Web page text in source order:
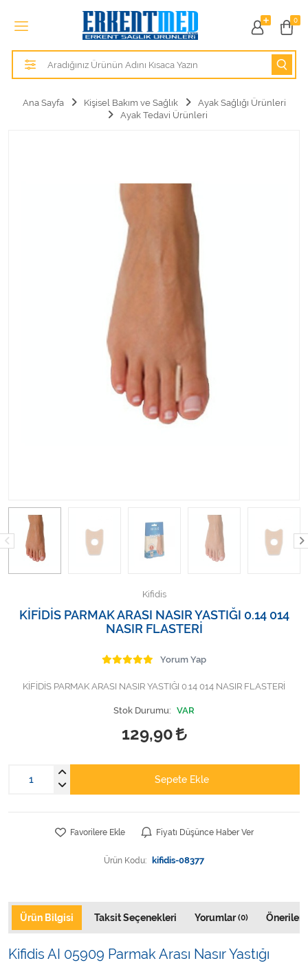
0
Tüm Kategoriler
Alezler
Anne ve Bebek Sağlığı
Kişisel Bakım ve Sağlık
Kişisel Bakım ve Sağlık
Sarf Malzemeleri
Sarf Malzemeleri
Varis Çorapları
Tüm Kategorileri Gör
Ana Sayfa Kişisel Bakım ve Sağlık
Ayak Sağlığı Ürünleri
Ayak Tedavi Ürünleri
Kifidis
KİFİDİS PARMAK ARASI NASIR YASTIĞI 0.14 014
NASIR FLASTERİ
Yorum Yap
KİFİDİS PARMAK ARASI NASIR YASTIĞI 0.14 014 NASIR FLASTERİ
Stok Durumu: VAR
129,90
Sepete Ekle
Favorilere Ekle Fiyatı Düşünce Haber Ver
Ürün Kodu: kifidis-08377
Ürün Bilgisi Taksit Seçenekleri Yorumlar(0)
Kifidis AI 05909 Parmak Arası Nasır Yastığı